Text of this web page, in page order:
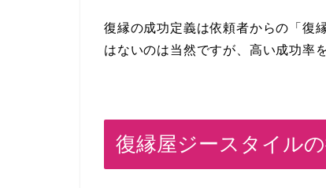
復縁の成功定義は依頼者からの「復
はないのは当然ですが、高い成功率
復縁屋ジースタイル